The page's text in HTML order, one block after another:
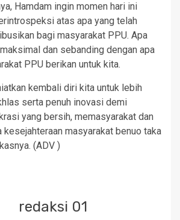
Hamdam ingin momen hari ini
atas apa yang telah
bagi masyarakat PPU. Apa
dan sebanding dengan apa
PPU berikan untuk kita.
kembali diri kita untuk lebih
serta penuh inovasi demi
yang bersih, memasyarakat dan
kesejahteraan masyarakat benuo taka
(ADV )
redaksi 01